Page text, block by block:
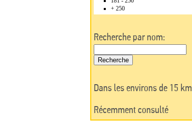
+ 250
Recherche par nom:
Dans les environs de 15 km
Récemment consulté